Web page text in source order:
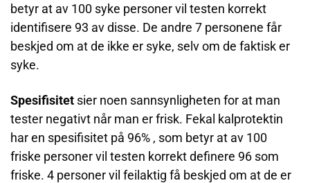
betyr at av 100 syke personer vil testen korrekt
identifisere 93 av disse. De andre 7 personene får
beskjed om at de ikke er syke, selv om de faktisk er
syke.
Spesifisitet sier noen sannsynligheten for at man
tester negativt når man er frisk. Fekal kalprotektin
har en spesifisitet på 96% , som betyr at av 100
friske personer vil testen korrekt definere 96 som
friske. 4 personer vil feilaktig få beskjed om at de er